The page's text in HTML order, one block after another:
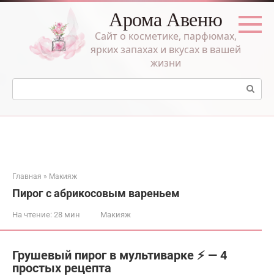
Перейти
Арома Авеню
Сайт о косметике, парфюмах,
ярких запахах и вкусах в вашей
жизни
Поиск:
Главная » Макияж
Пирог с абрикосовым вареньем
На чтение: 28 мин Макияж
Грушевый пирог в мультиварке ⚡ — 4
простых рецепта